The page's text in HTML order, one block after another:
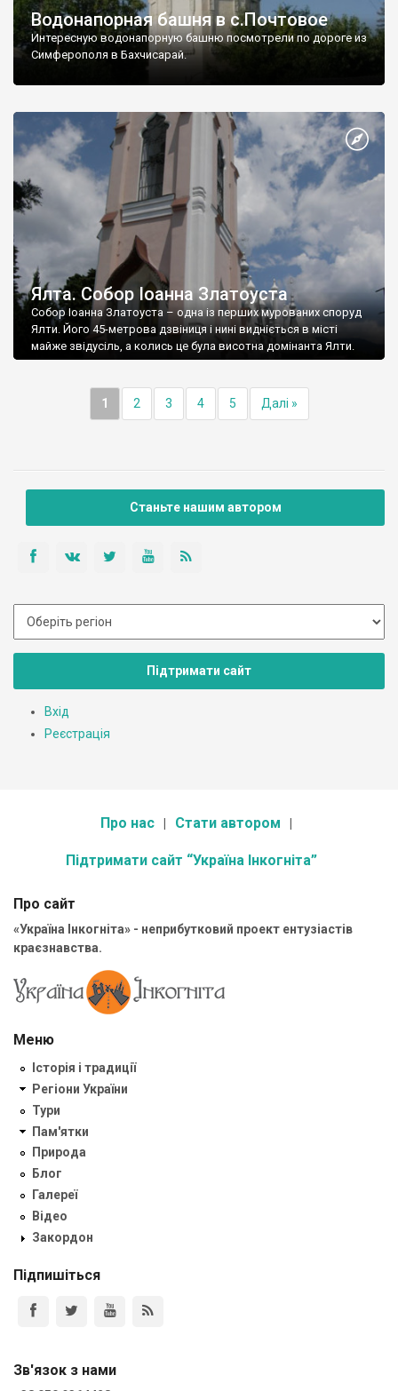
Водонапорная башня в с.Почтовое
Интересную водонапорную башню посмотрели по дороге из
Симферополя в Бахчисарай.
Ялта. Собор Іоанна Златоуста
Собор Іоанна Златоуста – одна із перших мурованих споруд
Ялти. Його 45-метрова дзвіниця і нині видніється в місті
майже звідусіль, а колись це була висотна домінанта Ялти.
1 2 3 4 5 Далі »
Станьте нашим автором
Підтримати сайт
Вхід
Реєстрація
Про нас Стати автором
Підтримати сайт “Україна Інкогніта”
Про сайт
«Україна Інкогніта» - неприбутковий проект ентузіастів
краєзнавства.
Меню
Історія і традиції
Регіони України
Тури
Пам'ятки
Природа
Блог
Галереї
Відео
Закордон
Підпишіться
Зв'язок з нами